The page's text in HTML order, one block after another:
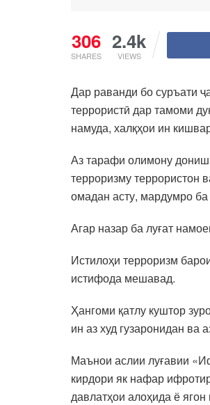
306
SHARES
2.4k
VIEWS
Дар раванди бо суръати
террористӣ дар тамоми
намуда, халқҳои ин
Аз тарафи олимону
терроризму террористон
омадан асту, мардумро
Агар назар ба луғат
Истилоҳи терроризм
истифода мешавад.
Ҳангоми қатлу куштор
ин аз худ гузаронидан
Маънои аслии луғавии
кирдори як нафар
давлатҳои алоҳида ё